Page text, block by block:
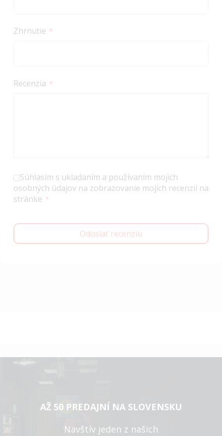
Zhrnutie
Recenzia
Súhlasím s ukladaním a používaním mojich
osobných údajov na zobrazovanie mojich recenzií na
stránke
Odoslať recenziu
AŽ 50 PREDAJNÍ NA SLOVENSKU
Navštív jeden z našich